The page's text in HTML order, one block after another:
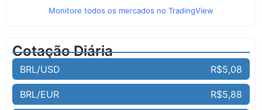
Monitore todos os mercados no TradingView
Cotação Diária
BRL/USD R$5,08
BRL/EUR R$5,88